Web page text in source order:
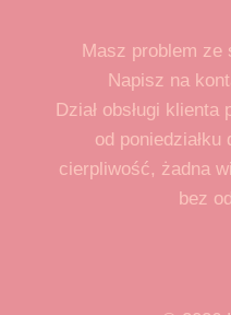
Masz problem ze
Napisz na
Dział obsługi
od
cierpliwość, żadna
bez